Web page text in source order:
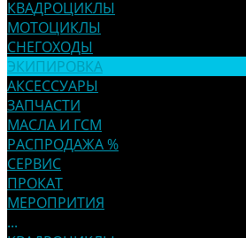
КВАДРОЦИКЛЫ
МОТОЦИКЛЫ
СНЕГОХОДЫ
ЭКИПИРОВКА
АКСЕССУАРЫ
ЗАПЧАСТИ
МАСЛА И ГСМ
РАСПРОДАЖА %
СЕРВИС
ПРОКАТ
МЕРОПРИТИЯ
...